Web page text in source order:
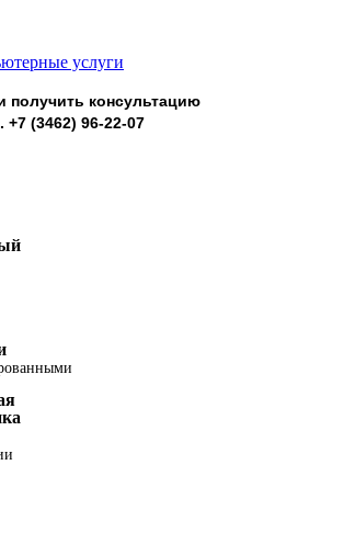
услуги
получить консультацию
(3462) 96-22-07